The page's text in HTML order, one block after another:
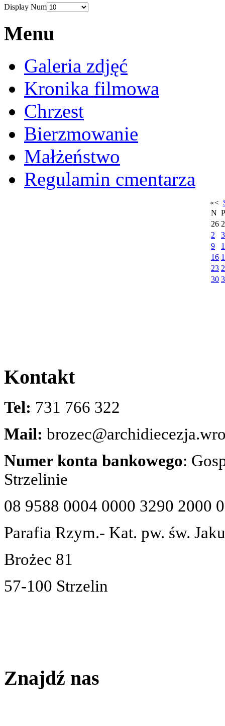
Display Num
Menu
Galeria zdjęć
Kronika filmowa
Chrzest
Bierzmowanie
Małżeństwo
Regulamin cmentarza
«<
N P
26
2
3
9
16
23
30
Kontakt
Tel: 731 766 322
Mail:
Numer konta bankowego:
Strzelinie
08 9588 0004 0000 3290 2000
Parafia Rzym.- Kat. pw. św.
Brożec 81
57-100 Strzelin
Znajdź nas